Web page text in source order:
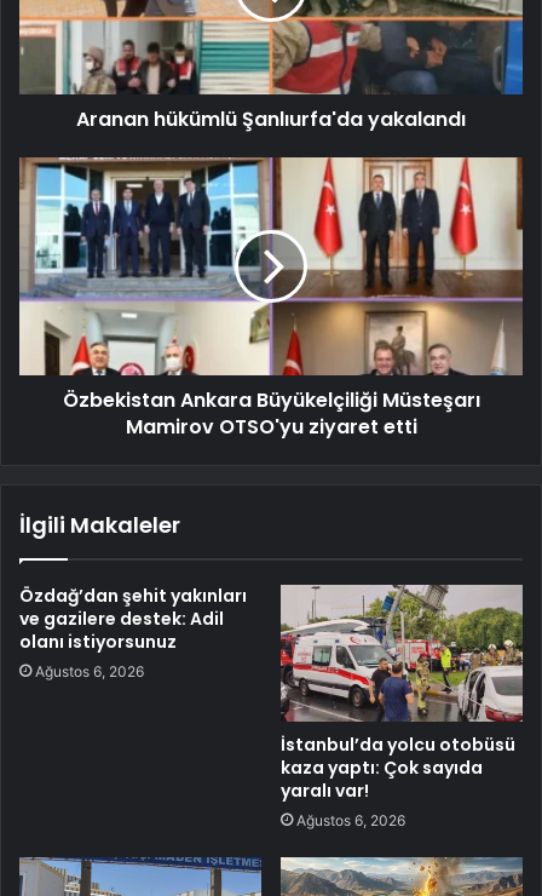
Aranan hükümlü Şanlıurfa'da yakalandı
Özbekistan Ankara Büyükelçiliği Müsteşarı
Mamirov OTSO'yu ziyaret etti
İlgili Makaleler
Özdağ’dan şehit yakınları
ve gazilere destek: Adil
olanı istiyorsunuz
Ağustos 6, 2026
İstanbul’da yolcu otobüsü
kaza yaptı: Çok sayıda
yaralı var!
Ağustos 6, 2026